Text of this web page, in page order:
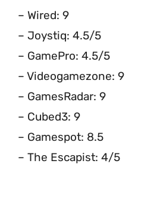
– Wired: 9
– Joystiq: 4.5/5
– GamePro: 4.5/5
– Videogamezone: 9
– GamesRadar: 9
– Cubed3: 9
– Gamespot: 8.5
– The Escapist: 4/5